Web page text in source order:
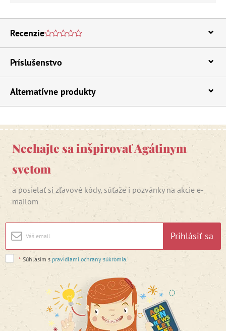
Recenzie
Príslušenstvo
Alternatívne produkty
Nechajte sa inšpirovať Agátinym
svetom
a posielať si zľavové kódy, súťaže i pozvánky na akcie e-
mailom
Prihlásiť sa
* Súhlasím s pravidlami ochrany súkromia